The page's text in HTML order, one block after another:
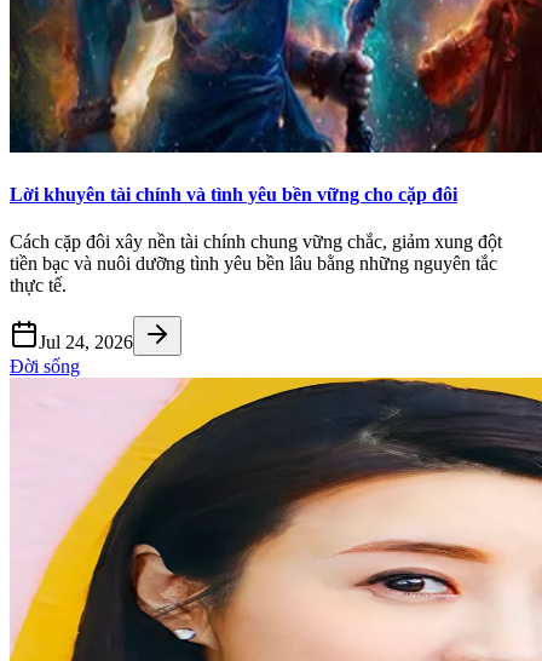
Lời khuyên tài chính và tình yêu bền vững cho cặp đôi
Cách cặp đôi xây nền tài chính chung vững chắc, giảm xung đột
tiền bạc và nuôi dưỡng tình yêu bền lâu bằng những nguyên tắc
thực tế.
Jul 24, 2026
Đời sống